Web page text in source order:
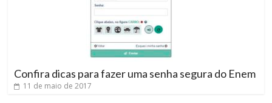
Confira dicas para fazer uma senha segura do Enem
11 de maio de 2017